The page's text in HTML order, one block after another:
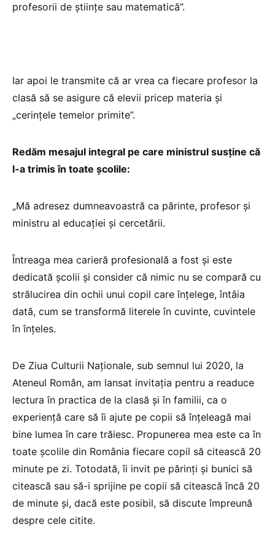
profesorii de științe sau matematică”.
Iar apoi le transmite că ar vrea ca fiecare profesor la
clasă să se asigure că elevii pricep materia și
„cerințele temelor primite”.
Redăm mesajul integral pe care ministrul susține că
l-a trimis în toate școlile:
„Mă adresez dumneavoastră ca părinte, profesor și
ministru al educației și cercetării.
Întreaga mea carieră profesională a fost și este
dedicată școlii și consider că nimic nu se compară cu
strălucirea din ochii unui copil care înțelege, întâia
dată, cum se transformă literele în cuvinte, cuvintele
în înțeles.
De Ziua Culturii Naționale, sub semnul lui 2020, la
Ateneul Român, am lansat invitația pentru a readuce
lectura în practica de la clasă și în familii, ca o
experiență care să îi ajute pe copii să înțeleagă mai
bine lumea în care trăiesc. Propunerea mea este ca în
toate școlile din România fiecare copil să citească 20
minute pe zi. Totodată, îi invit pe părinți și bunici să
citească sau să-i sprijine pe copii să citească încă 20
de minute și, dacă este posibil, să discute împreună
despre cele citite.